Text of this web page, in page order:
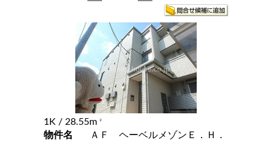
1K / 28.55m 2
物件名
ＡＦ ヘーベルメゾンＥ．Ｈ．